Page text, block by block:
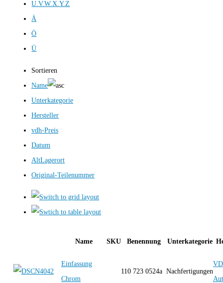
U.V.W.X.Y.Z
Ä
Ö
Ü
Sortieren
Name
Unterkategorie
Hersteller
vdh-Preis
Datum
AltLagerort
Original-Teilenummer
Name SKU Benennung Unterkategorie
Einfassung
Chrom
110 723 0524a Nachfertigungen